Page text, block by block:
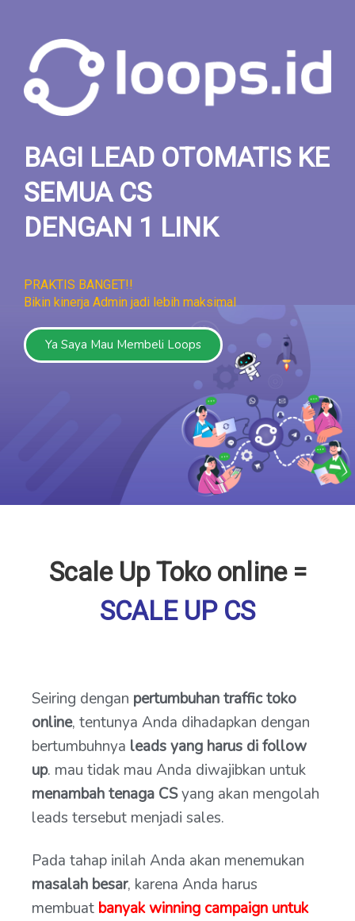
BAGI LEAD OTOMATIS KE
SEMUA CS
DENGAN 1 LINK
PRAKTIS BANGET!!
Bikin kinerja Admin jadi lebih maksimal
Ya Saya Mau Membeli Loops
Scale Up Toko online =
SCALE UP CS
Seiring dengan pertumbuhan traffic toko
online, tentunya Anda dihadapkan dengan
bertumbuhnya leads yang harus di follow
up. mau tidak mau Anda diwajibkan untuk
menambah tenaga CSyang akan mengolah
leads tersebut menjadi sales.
Pada tahap inilah Anda akan menemukan
masalah besar, karena Anda harus
membuat banyak winning campaign untuk